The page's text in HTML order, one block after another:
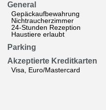
General
Gepäckaufbewahrung
Nichtraucherzimmer
24-Stunden Rezeption
Haustiere erlaubt
Parking
Akzeptierte Kreditkarten
Visa, Euro/Mastercard